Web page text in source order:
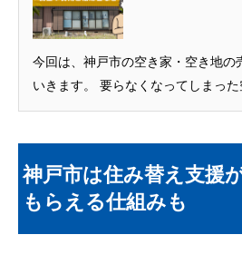
今回は、神戸市の空き家・空き地の
いきます。 要らなくなってしまっ
神戸市は住み替え支援
もらえる仕組みも